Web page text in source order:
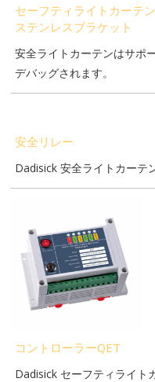
セーフティライトカーテ
ステンレスブラケット
安全ライトカーテンはサポ
デバッグされます。
安全リレー
Dadisick 安全ライトカーテ
コントローラーQET
Dadisick セーフティライト